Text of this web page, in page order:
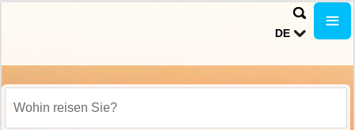
DE
Wohin reisen Sie?